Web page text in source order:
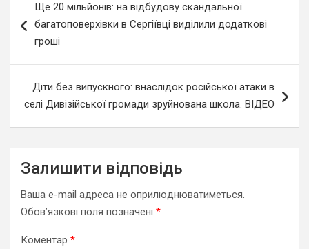
записів
Ще 20 мільйонів: на відбудову скандальної
багатоповерхівки в Сергіївці виділили додаткові
гроші
Діти без випускного: внаслідок російської атаки в
селі Дивізійської громади зруйнована школа. ВІДЕО
Залишити відповідь
Ваша e-mail адреса не оприлюднюватиметься.
Обов’язкові поля позначені *
Коментар *